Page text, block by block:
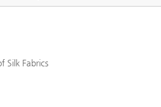
Silk Fabrics